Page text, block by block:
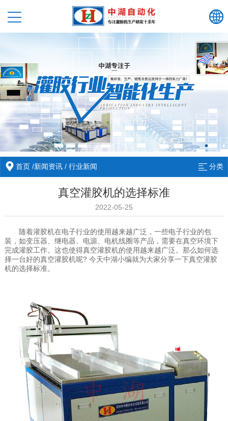
首页 /新闻资讯 /行业新闻 分类
真空灌胶机的选择标准
2022-05-25
随着灌胶机在电子行业的使用越来越广泛，一些电子行业的包
装，如变压器、继电器、电源、电机线圈等产品，需要在真空环境下
完成灌胶工作。这也使得真空灌胶机的使用越来越广泛。那么如何选
择一台好的真空灌胶机呢? 今天中湖小编就为大家分享一下真空灌胶
机的选择标准。